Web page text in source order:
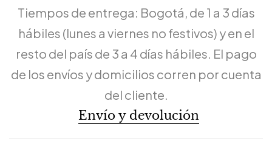
Tiempos de entrega: Bogotá, de 1 a 3 días
hábiles (lunes a viernes no festivos) y en el
resto del país de 3 a 4 días hábiles. El pago
de los envíos y domicilios corren por cuenta
del cliente.
Envío y devolución